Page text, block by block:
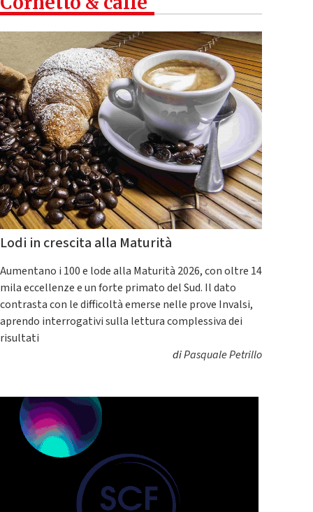
Lodi in crescita alla Maturità
Aumentano i 100 e lode alla Maturità 2026, con oltre 14
mila eccellenze e un forte primato del Sud. Il dato
contrasta con le difficoltà emerse nelle prove Invalsi,
aprendo interrogativi sulla lettura complessiva dei
risultati
diPasquale Petrillo